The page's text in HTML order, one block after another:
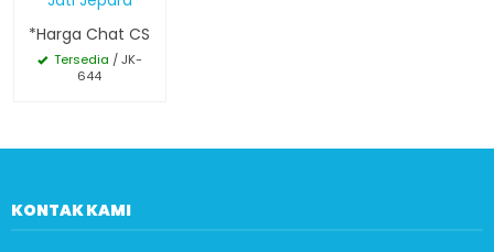
*Harga Chat CS
Tersedia / JK-
644
KONTAK KAMI